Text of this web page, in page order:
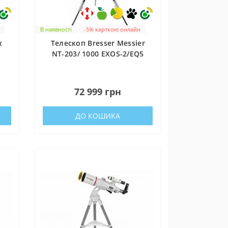
В наявності -5% карткою онлайн
Телескоп Bresser Messier
NT-203/ 1000 EXOS-2/EQ5
72 999 грн
ДО КОШИКА